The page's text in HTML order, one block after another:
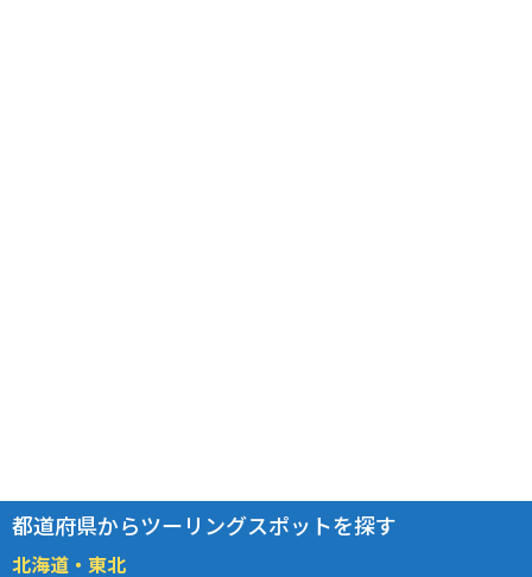
都道府県からツーリングスポットを探す
北海道・東北